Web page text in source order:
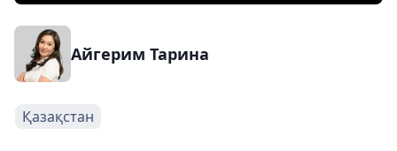
Айгерим Тарина
Қазақстан